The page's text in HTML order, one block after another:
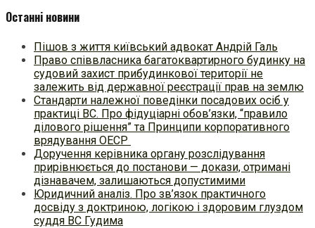
Останні новини
Пішов з життя київський адвокат Андрій Галь
Право співвласника багатоквартирного будинку на
судовий захист прибудинкової території не
залежить від державної реєстрації прав на землю
Стандарти належної поведінки посадових осіб у
практиці ВC. Про фідуціарні обов’язки, “правило
ділового рішення” та Принципи корпоративного
врядування ОЕСР
Доручення керівника органу розслідування
прирівнюється до постанови — докази, отримані
дізнавачем, залишаються допустимими
Юридичний аналіз. Про зв’язок практичного
досвіду з доктриною, логікою і здоровим глуздом
суддя ВС Гудима